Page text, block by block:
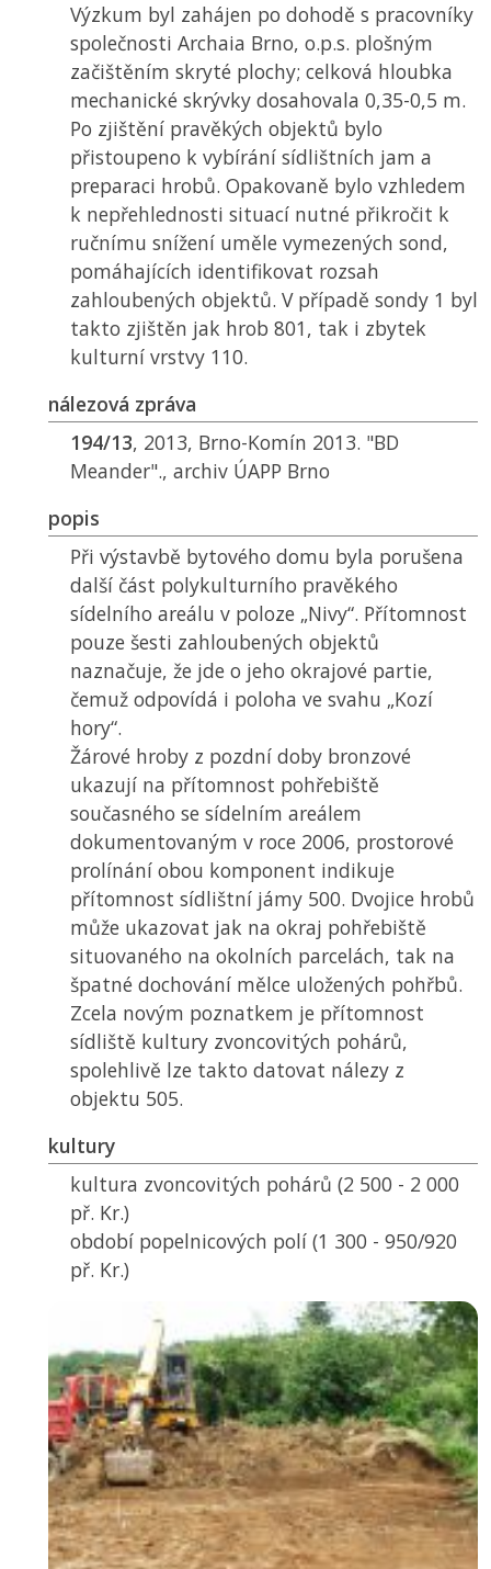
Výzkum byl zahájen po dohodě s pracovníky
společnosti Archaia Brno, o.p.s. plošným
začištěním skryté plochy; celková hloubka
mechanické skrývky dosahovala 0,35-0,5 m.
Po zjištění pravěkých objektů bylo
přistoupeno k vybírání sídlištních jam a
preparaci hrobů. Opakovaně bylo vzhledem
k nepřehlednosti situací nutné přikročit k
ručnímu snížení uměle vymezených sond,
pomáhajících identifikovat rozsah
zahloubených objektů. V případě sondy 1 byl
takto zjištěn jak hrob 801, tak i zbytek
kulturní vrstvy 110.
nálezová zpráva
194/13, 2013, Brno-Komín 2013. "BD
Meander"., archiv ÚAPP Brno
popis
Při výstavbě bytového domu byla porušena
další část polykulturního pravěkého
sídelního areálu v poloze „Nivy“. Přítomnost
pouze šesti zahloubených objektů
naznačuje, že jde o jeho okrajové partie,
čemuž odpovídá i poloha ve svahu „Kozí
hory“.
Žárové hroby z pozdní doby bronzové
ukazují na přítomnost pohřebiště
současného se sídelním areálem
dokumentovaným v roce 2006, prostorové
prolínání obou komponent indikuje
přítomnost sídlištní jámy 500. Dvojice hrobů
může ukazovat jak na okraj pohřebiště
situovaného na okolních parcelách, tak na
špatné dochování mělce uložených pohřbů.
Zcela novým poznatkem je přítomnost
sídliště kultury zvoncovitých pohárů,
spolehlivě lze takto datovat nálezy z
objektu 505.
kultury
kultura zvoncovitých pohárů (2 500 - 2 000
př. Kr.)
období popelnicových polí (1 300 - 950/920
př. Kr.)